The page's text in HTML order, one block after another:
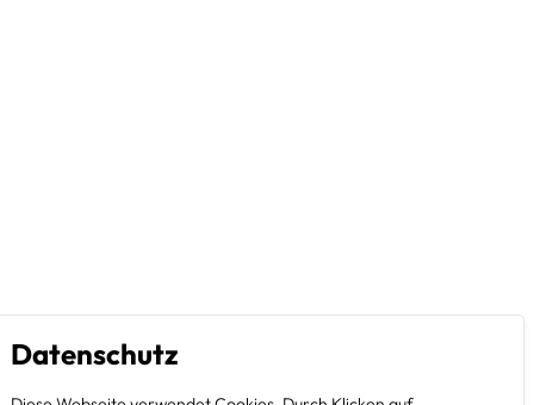
Datenschutz